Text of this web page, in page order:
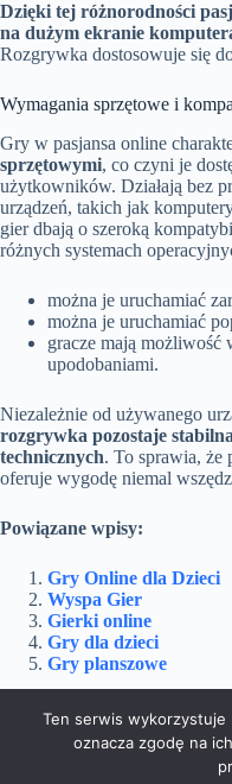
Dzięki tej różnorodności
na dużym ekranie
Rozgrywka dostosowuje się
Wymagania sprzętowe i
Gry w pasjansa online
sprzętowymi, co czyni je
użytkowników. Działają bez
urządzeń, takich jak
gier dbają o szeroką
różnych systemach
można je uruchamiać
można je uruchamiać
gracze mają
upodobaniami.
Niezależnie od używanego
rozgrywka pozostaje
technicznych. To sprawia, że
oferuje wygodę niemal
Powiązane wpisy:
Gry Online dla Dzieci
Wyspa Gier
Gierki online
Gry dla dzieci
Gry planszowe
Ten serwis
oznacza zgodę na